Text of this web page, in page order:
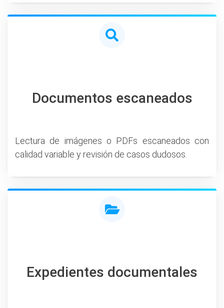
Documentos escaneados
Lectura de imágenes o PDFs escaneados con
calidad variable y revisión de casos dudosos.
Expedientes documentales